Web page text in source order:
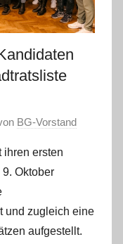
BG-Vorstand
ihren ersten
Oktober
und zugleich eine
aufgestellt.